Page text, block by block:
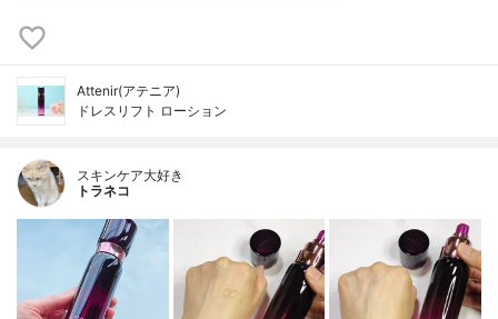
Attenir(アテニア)
ドレスリフト ローション
スキンケア大好き
トラネコ